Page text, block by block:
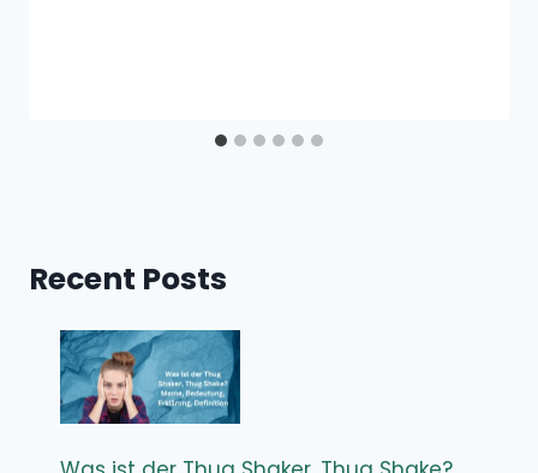
Recent Posts